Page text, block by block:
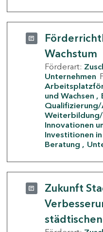
Wachstum
Förderart:
Unternehmen
und Wachsen
Qualifizierung/
Weiterbildung/
Innovationen
Investitionen
Beratung
Zukunft
städtischen